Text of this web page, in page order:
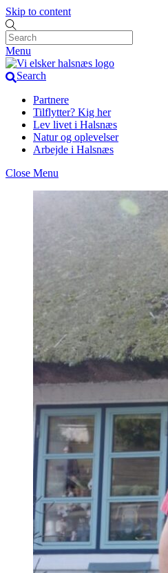
Skip to content
Menu
Search
Partnere
Tilflytter? Kig her
Lev livet i Halsnæs
Natur og oplevelser
Arbejde i Halsnæs
Close Menu